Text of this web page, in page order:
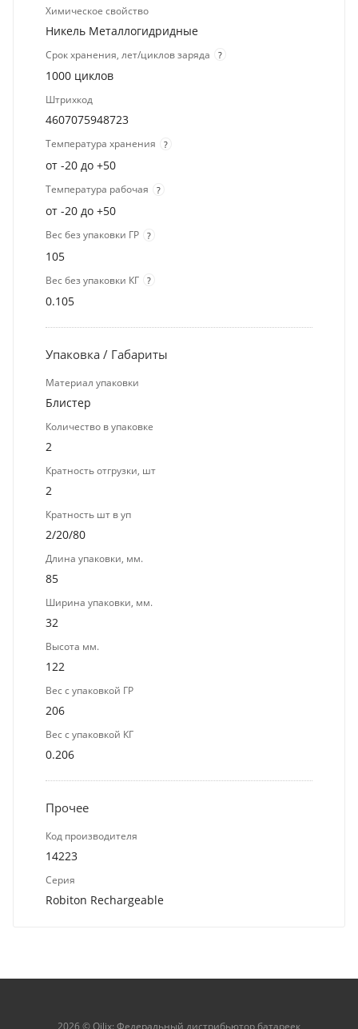
Химическое свойство
Никель Металлогидридные
Срок хранения, лет/циклов заряда ?
1000 циклов
Штрихкод
4607075948723
Температура хранения ?
от -20 до +50
Температура рабочая ?
от -20 до +50
Вес без упаковки ГР ?
105
Вес без упаковки КГ ?
0.105
Упаковка / Габариты
Материал упаковки
Блистер
Количество в упаковке
2
Кратность отгрузки, шт
2
Кратность шт в уп
2/20/80
Длина упаковки, мм.
85
Ширина упаковки, мм.
32
Высота мм.
122
Вес с упаковкой ГР
206
Вес с упаковкой КГ
0.206
Прочее
Код производителя
14223
Серия
Robiton Rechargeable